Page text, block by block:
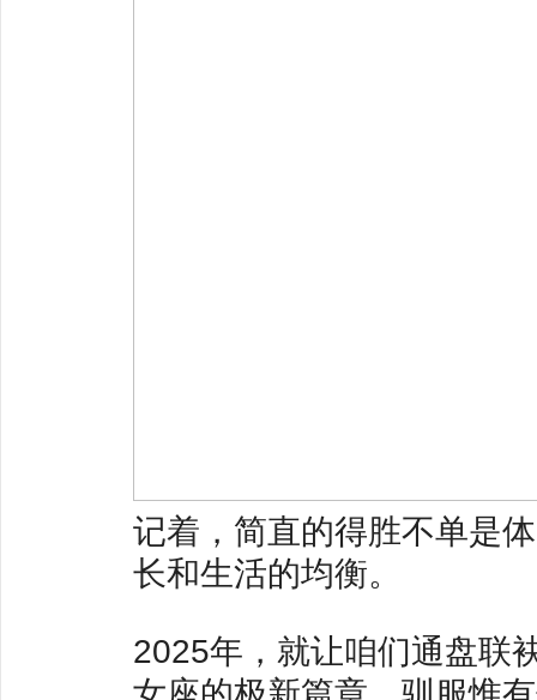
记着，简直的得胜不单是
长和生活的均衡。
2025年，就让咱们通盘联